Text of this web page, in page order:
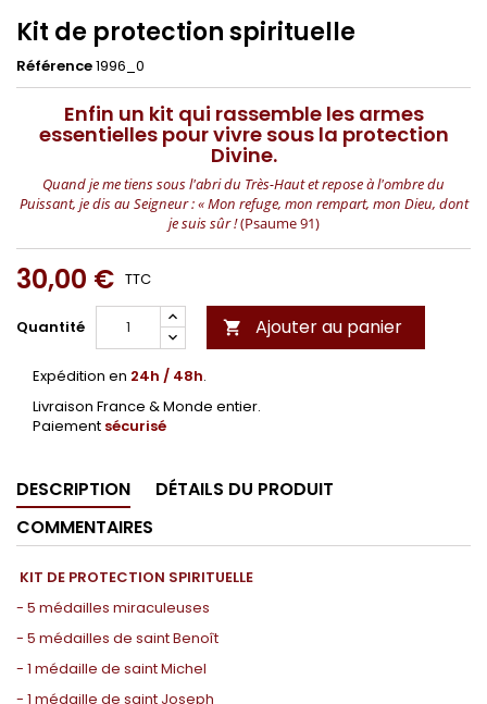
Kit de protection spirituelle
Référence1996_0
Enfin un kit qui rassemble les armes
essentielles pour vivre sous la protection
Divine.
Quand je me tiens sous l'abri du Très-Haut et repose à l'ombre du
Puissant, je dis au Seigneur : « Mon refuge, mon rempart, mon Dieu, dont
je suis sûr !(Psaume 91)
30,00 € TTC
Quantité  Ajouter au panier
Expédition en 24h / 48h.
Livraison France & Monde entier.
Paiement sécurisé
DESCRIPTION
DÉTAILS DU PRODUIT
COMMENTAIRES
KIT DE PROTECTION SPIRITUELLE
- 5 médailles miraculeuses
- 5 médailles de saint Benoît
- 1 médaille de saint Michel
- 1 médaille de saint Joseph